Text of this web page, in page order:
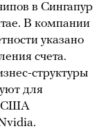
в Сингапур
В компании
указано
счета.
структуры
для
США